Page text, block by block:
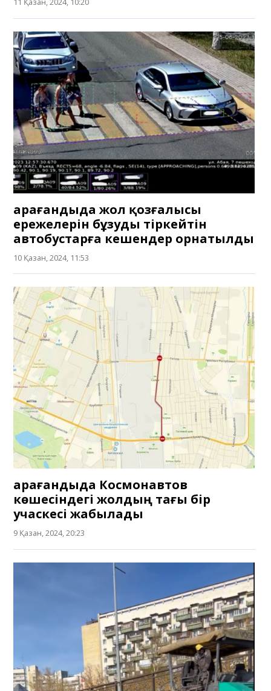
Қарағандыда жол қозғалысы
ережелерін бұзуды тіркейтін
автобустарға кешендер орнатылды
10 Қазан, 2024, 11:53
Қарағандыда Космонавтов
көшесіндегі жолдың тағы бір
учаскесі жабылады
9 Қазан, 2024, 20:23